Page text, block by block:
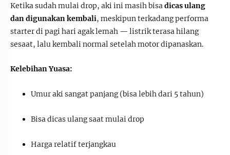
Ketika sudah mulai drop, aki ini masih bisa dicas ulang
dan digunakan kembali, meskipun terkadang performa
starter di pagi hari agak lemah — listrik terasa hilang
sesaat, lalu kembali normal setelah motor dipanaskan.
Kelebihan Yuasa:
Umur aki sangat panjang (bisa lebih dari 5 tahun)
Bisa dicas ulang saat mulai drop
Harga relatif terjangkau